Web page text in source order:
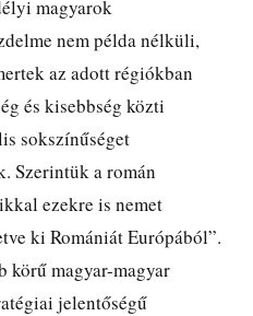
magyarok
nem példa nélküli,
az adott régiókban
és kisebbség közti
sokszínűséget
Szerintük a román
ezekre is nemet
ki Romániát Európából”.
magyar-magyar
jelentőségű